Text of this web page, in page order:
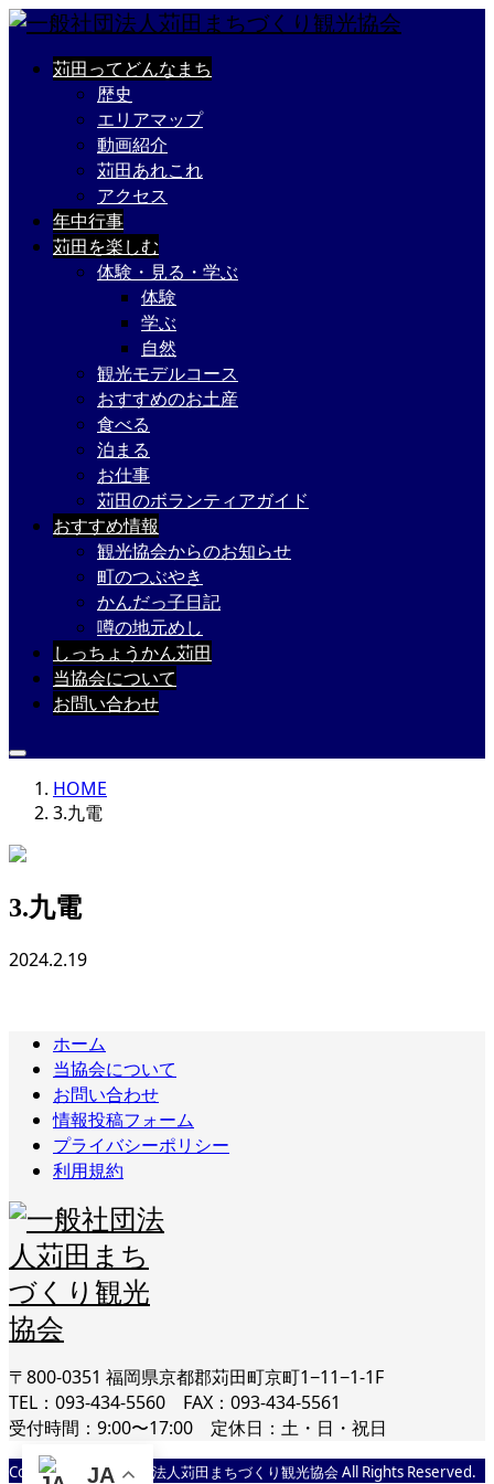
苅田ってどんなまち
歴史
エリアマップ
動画紹介
苅田あれこれ
アクセス
年中行事
苅田を楽しむ
体験・見る・学ぶ
体験
学ぶ
自然
観光モデルコース
おすすめのお土産
食べる
泊まる
お仕事
苅田のボランティアガイド
おすすめ情報
観光協会からのお知らせ
町のつぶやき
かんだっ子日記
噂の地元めし
しっちょうかん苅田
当協会について
お問い合わせ
HOME
3.九電
3.九電
2024.2.19
ホーム
当協会について
お問い合わせ
情報投稿フォーム
プライバシーポリシー
利用規約
〒800-0351 福岡県京都郡苅田町京町1−11−1-1F
TEL：093-434-5560 FAX：093-434-5561
受付時間：9:00〜17:00 定休日：土・日・祝日
Copyright © 一般社団法人苅田まちづくり観光協会 All Rights Reserved.
JA